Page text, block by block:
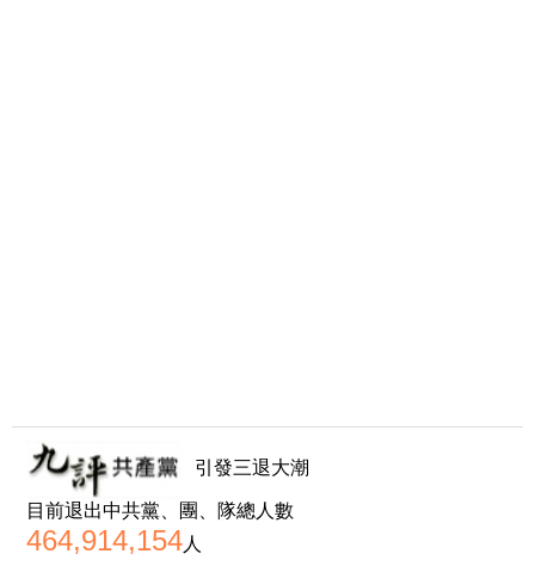
引發三退大潮
目前退出中共黨、團、隊總人數
464,914,154人